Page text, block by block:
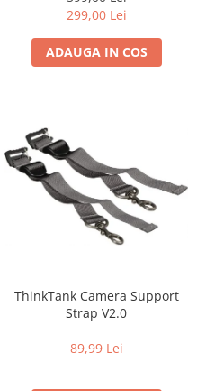
299,00 Lei
ADAUGA IN COS
ThinkTank Camera Support
Strap V2.0
89,99 Lei